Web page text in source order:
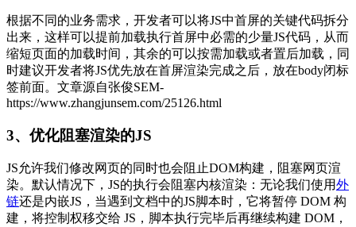
根据不同的业务需求，开发者可以将JS中首屏的关键代码拆分
出来，这样可以提前加载执行首屏中必需的少量JS代码，从而
缩短页面的加载时间，其余的可以按需加载或者置后加载，同
时建议开发者将JS优先放在首屏渲染完成之后，放在body闭标
签前面。 文章源自张俊SEM-
https://www.zhangjunsem.com/25126.html
3、优化阻塞渲染的JS
JS允许我们修改网页的同时也会阻止DOM构建，阻塞网页渲
染。默认情况下，JS的执行会阻塞内核渲染：无论我们使用外
链还是内嵌JS，当遇到文档中的JS脚本时，它将暂停 DOM 构
建，将控制权移交给 JS，脚本执行完毕后再继续构建 DOM，